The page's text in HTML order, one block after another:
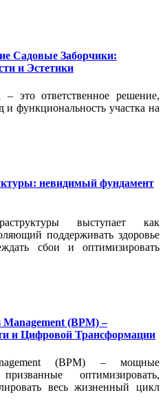
Садовые Заборчики:
и Эстетики
это ответственное решение,
функциональность участка на
невидимый фундамент
выступает как
поддерживать здоровье
сбои и оптимизировать
Management (BPM) –
и Цифровой Трансформации
(BPM) – мощные
оптимизировать,
весь жизненный цикл